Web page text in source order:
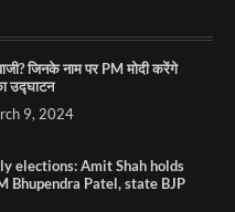
जिनके नाम पर PM मोदी करेंगे
उद्घाटन
9, 2024
elections: Amit Shah holds
Bhupendra Patel, state BJP